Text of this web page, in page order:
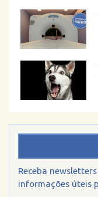
Receba
informações úteis